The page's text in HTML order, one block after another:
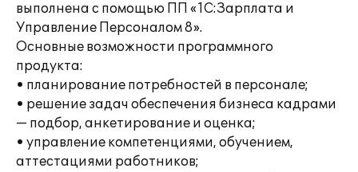
выполнена с помощью ПП «1С:Зарплата и
Управление Персоналом 8».
Основные возможности программного
продукта:
• планирование потребностей в персонале;
• решение задач обеспечения бизнеса кадрами
— подбор, анкетирование и оценка;
• управление компетенциями, обучением,
аттестациями работников;